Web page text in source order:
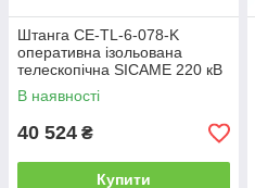
Штанга CE-TL-6-078-K
оперативна ізольована
телескопічна SICAME 220 кВ
L=7,8 м, штанга ізолювальна
В наявності
40 524 ₴
Купити